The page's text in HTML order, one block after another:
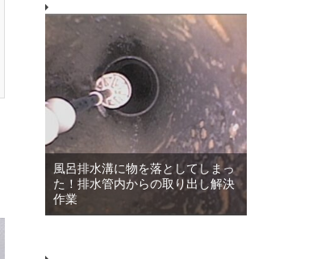
風呂排水溝に物を落としてしまっ
た！排水管内からの取り出し解決
作業